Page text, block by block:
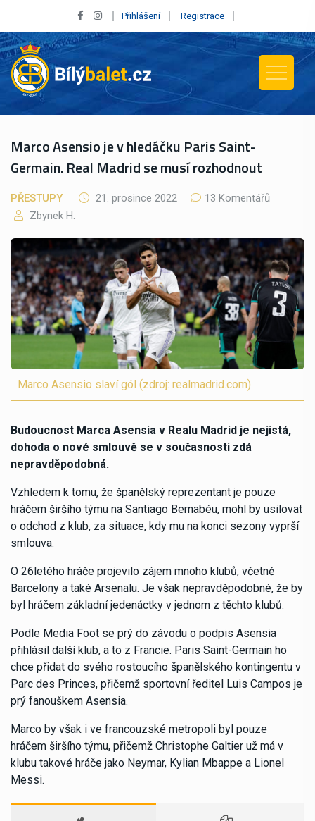
Přihlášení Registrace
Marco Asensio je v hledáčku Paris Saint-
Germain. Real Madrid se musí rozhodnout
PŘESTUPY 21. prosince 2022
13 Komentářů
Zbynek H.
Marco Asensio slaví gól (zdroj: realmadrid.com)
Budoucnost Marca Asensia v Realu Madrid je nejistá,
dohoda o nové smlouvě se v současnosti zdá
nepravděpodobná.
Vzhledem k tomu, že španělský reprezentant je pouze
hráčem širšího týmu na Santiago Bernabéu, mohl by usilovat
o odchod z klub, za situace, kdy mu na konci sezony vyprší
smlouva.
O 26letého hráče projevilo zájem mnoho klubů, včetně
Barcelony a také Arsenalu. Je však nepravděpodobné, že by
byl hráčem základní jedenáctky v jednom z těchto klubů.
Podle Media Foot se prý do závodu o podpis Asensia
přihlásil další klub, a to z Francie. Paris Saint-Germain ho
chce přidat do svého rostoucího španělského kontingentu v
Parc des Princes, přičemž sportovní ředitel Luis Campos je
prý fanouškem Asensia.
Marco by však i ve francouzské metropoli byl pouze
hráčem širšího týmu, přičemž Christophe Galtier už má v
klubu takové hráče jako Neymar, Kylian Mbappe a Lionel
Messi.